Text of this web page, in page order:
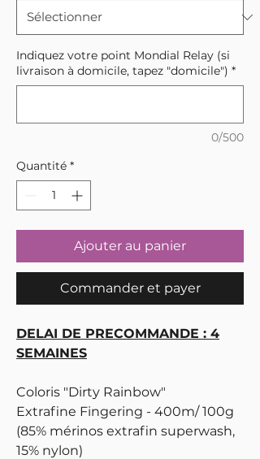
Indiquez votre point Mondial Relay (si
livraison à domicile, tapez "domicile") *
0/500
Quantité *
Ajouter au panier
Commander et payer
DELAI DE PRECOMMANDE : 4
SEMAINES
Coloris "Dirty Rainbow"
Extrafine Fingering - 400m/ 100g
(85% mérinos extrafin superwash,
15% nylon)